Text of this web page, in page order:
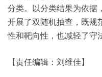
分类。以分类结果为依据
开展了双随机抽查，既规
性和靶向性，也减轻了守
【责任编辑：刘维佳】